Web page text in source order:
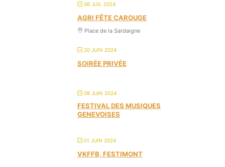
06 JUIL 2024
AGRI FÊTE CAROUGE
Place de la Sardaigne
20 JUIN 2024
SOIRÉE PRIVÉE
08 JUIN 2024
FESTIVAL DES MUSIQUES
GENEVOISES
01 JUIN 2024
VKFFB, FESTIMONT